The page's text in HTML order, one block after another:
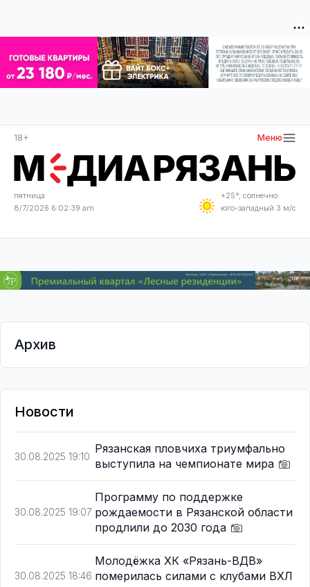
18+ Меню
пятница
8/7/2026 6:02:40 am
+25°, солнечно
юго-западный 3 м/с
Архив
Новости
30.08.2025 19:10
Рязанская пловчиха триумфально
выступила на чемпионате мира
30.08.2025 19:07
Программу по поддержке
рождаемости в Рязанской области
продлили до 2030 года
30.08.2025 18:46
Молодёжка ХК «Рязань-ВДВ»
померилась силами с клубами ВХЛ